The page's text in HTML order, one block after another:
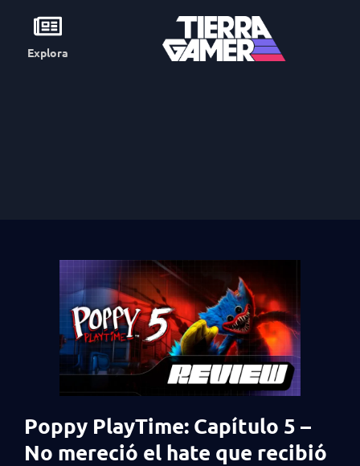
Explora
Poppy PlayTime: Capítulo 5 –
No mereció el hate que recibió